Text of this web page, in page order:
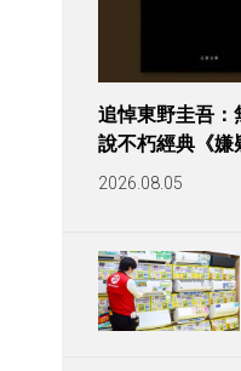
追悼東野圭吾
說不朽經典《嫌
2026.08.05